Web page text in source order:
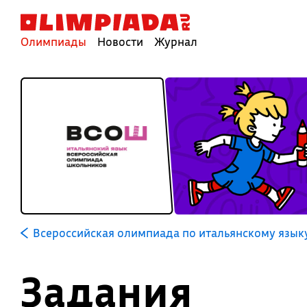
Олимпиады Новости Журнал
Всероссийская олимпиада по итальянскому
Задания